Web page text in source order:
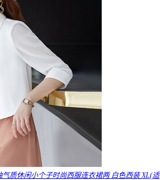
质休闲小个子时尚西服连衣裙两 白色西装 XL(适